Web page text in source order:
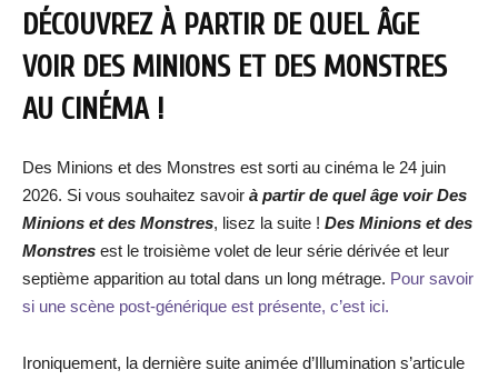
DÉCOUVREZ À PARTIR DE QUEL ÂGE
VOIR DES MINIONS ET DES MONSTRES
AU CINÉMA !
Des Minions et des Monstres est sorti au cinéma le 24 juin
2026. Si vous souhaitez savoir à partir de quel âge voir Des
Minions et des Monstres, lisez la suite ! Des Minions et des
Monstres est le troisième volet de leur série dérivée et leur
septième apparition au total dans un long métrage. Pour savoir
si une scène post-générique est présente, c’est ici.
Ironiquement, la dernière suite animée d’Illumination s’articule